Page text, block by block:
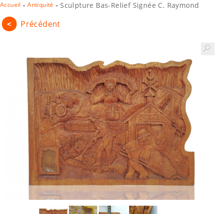
Accueil - Antiquité - Sculpture Bas-Relief Signée C. Raymond
< Précédent